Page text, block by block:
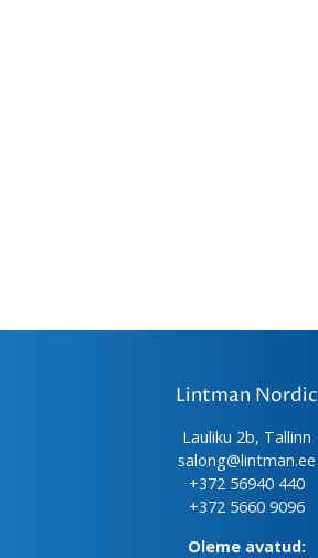
Lintman Nordic
Lauliku 2b, Tallinn
salong@lintman.ee
+372 56940 440
+372 5660 9096
Oleme avatud: